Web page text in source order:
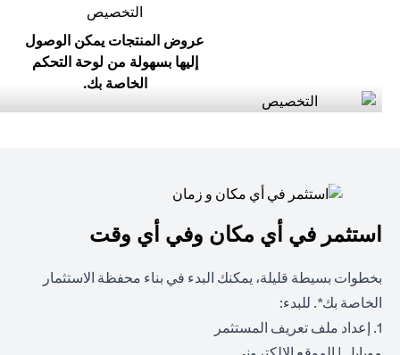
التخصيص
عروض المنتجات يمكن الوصول
إليها بسهولة من لوحة التحكم
الخاصة بك.
استثمر في أي مكان وفي أي وقت
بخطوات بسيطة قليلة، يمكنك البدء في بناء محفظة الاستثمار
الخاصة بك*. للبدء:
1. إعداد ملف تعريف المستثمر